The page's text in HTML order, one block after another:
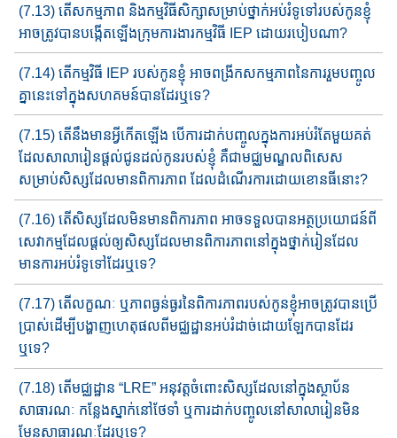
(7.13) តើសកម្មភាព និងកម្មវិធីសិក្សា​សម្រាប់​ថ្នាក់​​អប់រំទូទៅ​របស់កូន​ខ្ញុំ
អាចត្រូវបាន​បង្កើត​ឡើង​ក្រុមការងារ​កម្មវិធី IEP ដោយរបៀបណា?
(7.14) តើកម្មវិធី IEP របស់កូនខ្ញុំ អាចពង្រីកសកម្មភាពនៃការរួមបញ្ចូល​
គ្នា​នេះ​​ទៅ​ក្នុង​សហគមន៍​​​បានដែរ​ឬទេ?
(7.15) តើនឹងមានអ្វីកើតឡើង បើការដាក់បញ្ចូលក្នុងការអប់រំតែ​មួយ​គត់​
ដែល​សាលារៀនផ្តល់ជូន​ដល់កូន​របស់​ខ្ញុំ គឺ​ជាមជ្ឈ​ម​ណ្ឌ​ល​ពិសេ​ស​
សម្រាប់សិស្សដែលមានពិការភាព ដែលដំណើរការដោយខោន​ធី​នោះ​​?
(7.16) តើសិស្សដែលមិនមានពិការភាព អាចទទួល​បានអត្ថប្រយោជន៍​ពី
សេវាកម្ម​ដែលផ្ដល់​ឲ្យ​សិស្ស​ដែល​មាន​ពិការភាព​នៅក្នុងថ្នាក់រៀន​ដែល​
មានការអប់រំទូទៅដែរឬទេ?
(7.17) តើលក្ខណៈ​ ឬភាពធ្ងន់ធ្ងរនៃពិការភាពរបស់កូនខ្ញុំ​អាចត្រូវ​បា​ន​ប្រើ​
ប្រាស់ដើម្បីបង្ហាញហេតុផល​ពីមជ្ឈដ្ឋាន​អប់រំដាច់​ដោយឡែក​បាន​ដែរ​
ឬទេ?
(7.18) តើមជ្ឈដ្ឋាន ​“LRE” អនុវត្តចំពោះសិស្សដែលនៅក្នុងស្ថាប័ន
សាធារណៈ កន្លែងស្នាក់នៅថែទាំ​ ឬការដាក់បញ្ចូលនៅសាលារៀន​មិន​
មែន​សាធារណៈដែរឬទេ?